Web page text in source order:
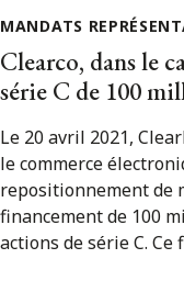
MANDATS
Clearco, dans le
série C de 100
Le 20 avril 2021,
le commerce
repositionnement de
financement de 100
actions de série C.